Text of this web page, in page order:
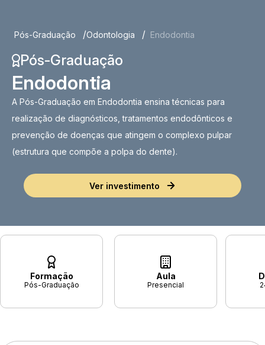
Pós-Graduação Odontologia Endodontia
Pós-Graduação
Endodontia
A Pós-Graduação em Endodontia ensina técnicas para
realização de diagnósticos, tratamentos endodônticos e
prevenção de doenças que atingem o complexo pulpar
(estrutura que compõe a polpa do dente).
Ver investimento
Formação
Pós-Graduação
Aula
Presencial